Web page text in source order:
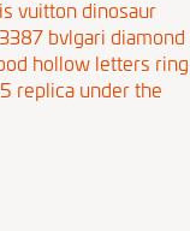
vuitton dinosaur
bvlgari diamond
hollow letters ring
replica under the